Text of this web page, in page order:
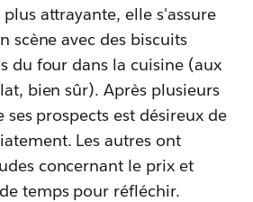
attrayante, elle s'assure
scène avec des biscuits
du four dans la cuisine (aux
bien sûr). Après plusieurs
ses prospects est désireux de
Les autres ont
concernant le prix et
temps pour réfléchir.